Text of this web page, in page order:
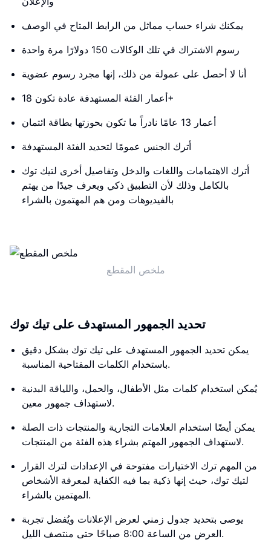
يمكنك شراء حساب مماثل من الرابط المتاح في الوصف
رسوم الاشتراك في تلك الوكالات 150 دولارًا مرة واحدة
أنا لا أحصل على عمولة من ذلك، إنها مجرد رسوم عضوية
أعمار الفئة المستهدفة عادة تكون 18+
أعمار 13 عامًا نادراً ما تكون بحوزتها بطاقة ائتمان
أترك الجنس عمومًا لتحديد الفئة المستهدفة
أترك الاهتمامات واللغات والدخل وتفاصيل أخرى لتيك توك
بالكامل وذلك لأن التطبيق ذكي ويعرف جيدًا من يهتم
بالفيديوهات ومن هم المهتمون بالشراء
ملخص المقطع
تحديد الجمهور المستهدف على تيك توك
يمكن تحديد الجمهور المستهدف على تيك توك بشكل دقيق
باستخدام الكلمات المفتاحية المناسبة.
يُمكن استخدام كلمات مثل الأطفال، والحمل، واللياقة البدنية
لاستهداف جمهور معين.
يمكن أيضًا استخدام العلامات التجارية والمنتجات ذات الصلة
لاستهداف الجمهور المهتم بشراء هذه الفئة من المنتجات.
من المهم ترك الاختيارات مفتوحة في الإعدادات لترك القرار
لتيك توك، حيث إنها ذكية بما فيه الكفاية لمعرفة الأشخاص
المهتمين بالشراء.
يوصى بتحديد جدول زمني لعرض الإعلانات ويُفضل تجربة
العرض من الساعة 8:00 صباحًا حتى منتصف الليل.